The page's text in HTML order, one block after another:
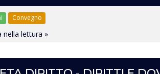
Convegno
nella lettura »